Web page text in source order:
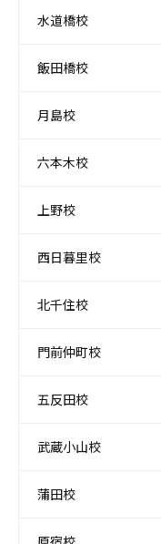
水道橋校
飯田橋校
月島校
六本木校
上野校
西日暮里校
北千住校
門前仲町校
五反田校
武蔵小山校
蒲田校